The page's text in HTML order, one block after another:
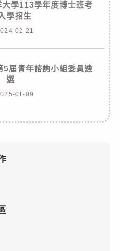
大學113學年度博士班考
學招生
02-21
5屆青年諮詢小組委員遴
選
01-09